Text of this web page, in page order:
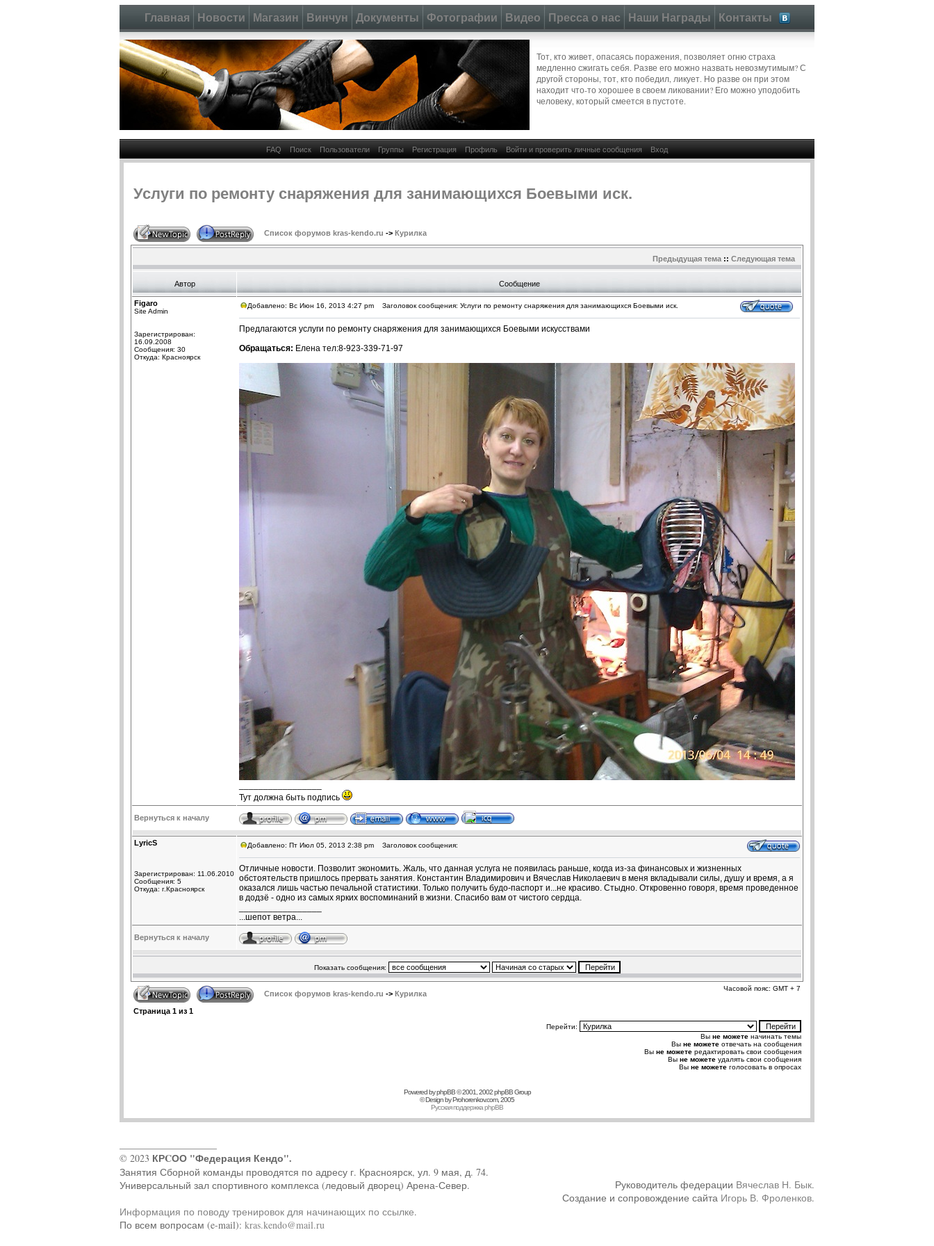
Главная Новости Магазин Винчун Документы Фотографии Видео Пресса о нас Наши Награды Контакты
Тот, кто живет, опасаясь поражения, позволяет огню страха
медленно сжигать себя. Разве его можно назвать невозмутимым? С
другой стороны, тот, кто победил, ликует. Но разве он при этом
находит что-то хорошее в своем ликовании? Его можно уподобить
человеку, который смеется в пустоте.
FAQ Поиск Пользователи Группы Регистрация Профиль Войти и проверить личные сообщения Вход
Услуги по ремонту снаряжения для занимающихся Боевыми иск.
Список форумов kras-kendo.ru -> Курилка
Предыдущая тема :: Следующая тема
Автор Сообщение
Figaro
Site Admin
Зарегистрирован:
16.09.2008
Сообщения: 30
Откуда: Красноярск
Добавлено: Вс Июн 16, 2013 4:27 pm Заголовок сообщения: Услуги по ремонту снаряжения для занимающихся Боевыми иск.
Предлагаются услуги по ремонту снаряжения для занимающихся Боевыми искусствами
Обращаться: Елена тел:8-923-339-71-97
Тут должна быть подпись
Вернуться к началу
LyricS
Зарегистрирован: 11.06.2010
Сообщения: 5
Откуда: г.Красноярск
Добавлено: Пт Июл 05, 2013 2:38 pm Заголовок сообщения:
Отличные новости. Позволит экономить. Жаль, что данная услуга не появилась раньше, когда из-за финансовых и жизненных
обстоятельств пришлось прервать занятия. Константин Владимирович и Вячеслав Николаевич в меня вкладывали силы, душу и время, а я
оказался лишь частью печальной статистики. Только получить будо-паспорт и...не красиво. Стыдно. Откровенно говоря, время проведенное
в додзё - одно из самых ярких воспоминаний в жизни. Спасибо вам от чистого сердца.
...шепот ветра...
Вернуться к началу
Показать сообщения:
Список форумов kras-kendo.ru -> Курилка
Часовой пояс: GMT + 7
Страница 1 из 1
Перейти:
Вы не можете начинать темы
Вы не можете отвечать на сообщения
Вы не можете редактировать свои сообщения
Вы не можете удалять свои сообщения
Вы не можете голосовать в опросах
Powered byphpBB© 2001, 2002 phpBB Group
© Design byProhorenkov.com, 2005
Русская поддержка phpBB
© 2023 КРCОО "Федерация Кендо".
Занятия Сборной команды проводятся по адресу г. Красноярск, ул. 9 мая, д. 74.
Универсальный зал спортивного комплекса (ледовый дворец) Арена-Север.
Информация по поводу тренировок для начинающих по ссылке.
По всем вопросам (e-mail): kras.kendo@mail.ru
Руководитель федерации Вячеслав Н. Бык.
Создание и сопровождение сайта Игорь В. Фроленков.